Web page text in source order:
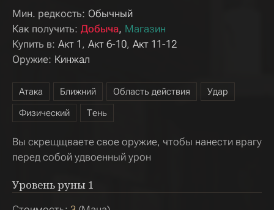
Мин. редкость: Обычный
Как получить: Добыча Магазин
Купить в: Акт 1 Акт 6-10 Акт 11-12
Оружие: Кинжал
Атака Ближний Область действия
Удар
Физический
Тень
Вы скрещщваете свое оружие, чтобы нанести врагу
перед собой удвоенный урон
Уровень руны 1